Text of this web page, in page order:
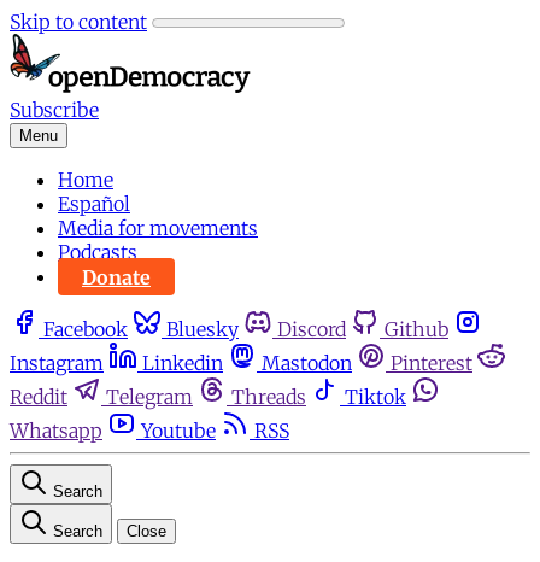
Skip to content
Subscribe
Menu
Home
Español
Media for movements
Podcasts
Donate
Facebook Bluesky Discord
Github
Instagram
Linkedin Mastodon
Pinterest
Reddit
Telegram Threads
Tiktok
Whatsapp
Youtube RSS
Search
Search Close